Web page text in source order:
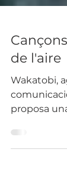
de l'aire
Wakatobi,
proposa